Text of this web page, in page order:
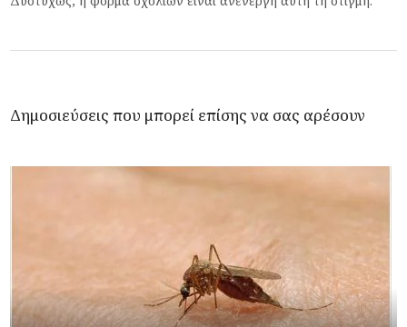
Δημοσιεύσεις που μπορεί επίσης να σας αρέσουν